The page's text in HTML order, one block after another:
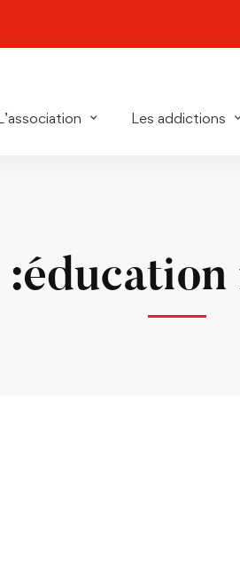
Les addictions